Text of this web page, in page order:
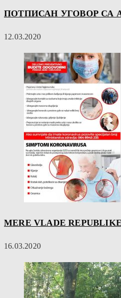
ПОТПИСАН УГОВОР СА
12.03.2020
MERE VLADE
16.03.2020